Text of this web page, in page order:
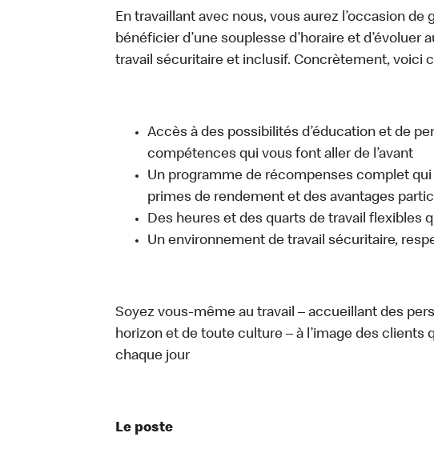
En travaillant avec nous, vous aurez l’occasion de
bénéficier d’une souplesse d’horaire et d’évoluer
travail sécuritaire et inclusif. Concrètement, voici
Accès à des possibilités d’éducation et de
compétences qui vous font aller de l’avant
Un programme de récompenses complet qui
primes de rendement et des avantages
Des heures et des quarts de travail flexibles
Un environnement de travail sécuritaire,
Soyez vous-même au travail – accueillant des
horizon et de toute culture – à l’image des clients
chaque jour
Le poste